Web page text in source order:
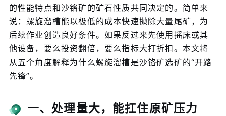
的性能特点和沙铬矿的矿石性质共同决定的。简单来
说：螺旋溜槽能以极低的成本快速抛除大量尾矿，为
后续作业创造良好条件。如果反过来先使用摇床或其
他设备，要么投资翻倍，要么指标大打折扣。本文将
从五个角度解释为什么螺旋溜槽是沙铬矿选矿的“开路
先锋”。
一、处理量大，能扛住原矿压力